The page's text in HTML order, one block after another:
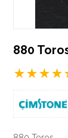
880
★★★★